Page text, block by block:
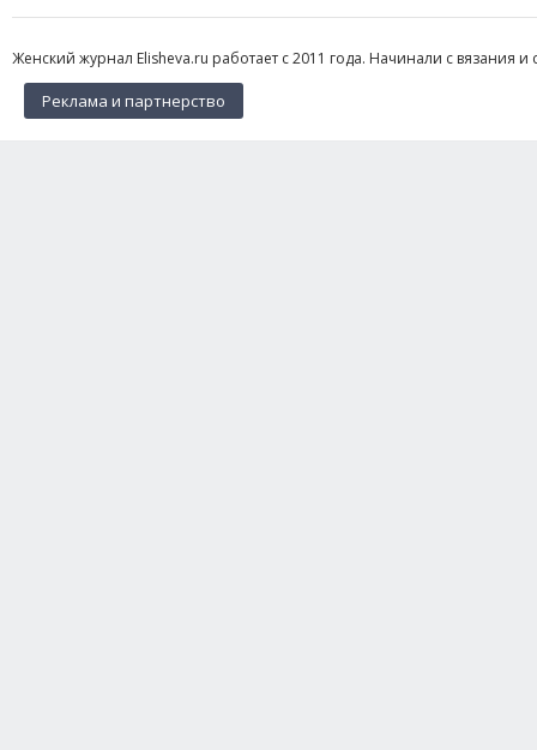
Женский журнал Elisheva.ru работает с 2011 года. Начинали с вязания
Реклама и партнерство